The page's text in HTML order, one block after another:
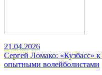
21.04.2026
Сергей Ломако: «Кузбасс»
опытными волейболистами